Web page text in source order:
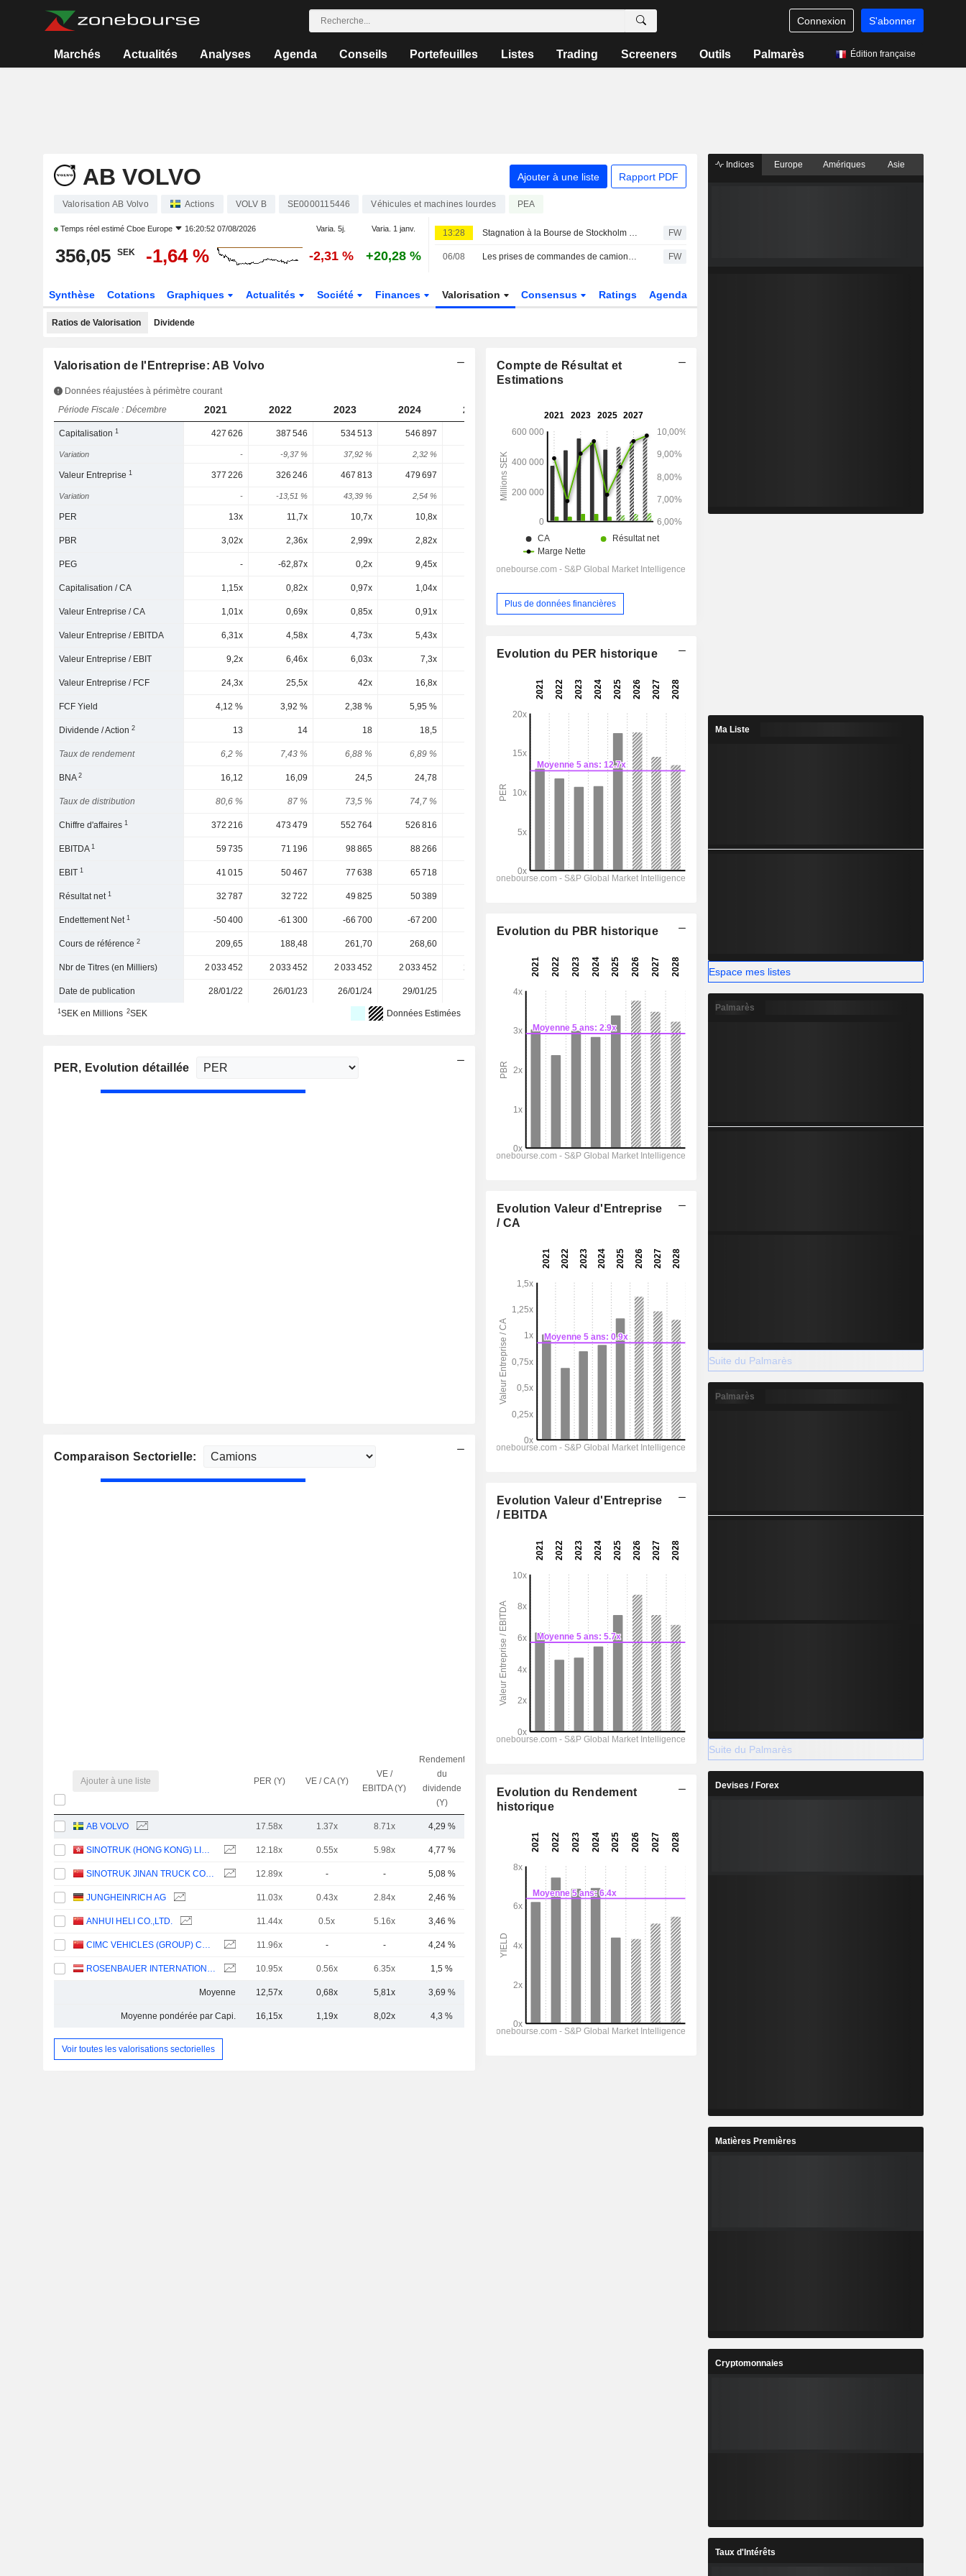
Connexion S'abonner
Marchés Actualités Analyses Agenda Conseils Portefeuilles Listes Trading Screeners Outils Palmarès Édition française
AB VOLVO Ajouter à une liste Rapport PDF
Valorisation AB Volvo Actions VOLV B SE0000115446 Véhicules et machines lourdes PEA
Temps réel estimé Cboe Europe 16:20:52 07/08/2026 Varia. 5j. Varia. 1 janv.
356,05 SEK -1,64 % -2,31 % +20,28 %
13:28 Stagnation à la Bourse de Stockholm - Lundin Gold progresse après ses résultats FW
06/08 Les prises de commandes de camions lourds en Amérique du Nord en hausse sur un an en juillet - ACT Research (mise à jour) FW
Synthèse Cotations Graphiques Actualités Société Finances Valorisation Consensus Ratings Agenda
Ratios de Valorisation Dividende
Valorisation de l'Entreprise: AB Volvo
Données réajustées à périmètre courant
Période Fiscale : Décembre
2021 2022 2023 2024 2025 2026 2027
Capitalisation1 427 626 387 546 534 513 546 897 736 374
Variation - -9,37 % 37,92 % 2,32 % 10,06 % 22,34 % -
Valeur Entreprise1 377 226 326 246 467 813 479 697 679 094 666 867 656 292
Variation - -13,51 % 43,39 % 2,54 % 15,39 % 22,69 % -1,8 % -1,59 %
PER 13x 11,7x 10,7x 10,8x 17,6x 14,5x 13,4x
PBR 3,02x 2,36x 2,99x 2,82x 3,76x 3,46x
PEG - -62,87x 0,2x 9,45x 0,8x 0,7x
Capitalisation / CA 1,15x 0,82x 0,97x 1,04x
Valeur Entreprise / CA 1,01x 0,69x 0,85x 0,91x 1,16x 1,37x 1,23x
Valeur Entreprise / EBITDA 6,31x 4,58x 4,73x 5,43x
Valeur Entreprise / EBIT 9,2x 6,46x 6,03x 7,3x 10,8x 11,7x 9,88x
Valeur Entreprise / FCF 24,3x 25,5x 42x 16,8x 19,8x 16,2x 14,9x
FCF Yield 4,12 % 3,92 % 2,38 % 5,95 %
Dividende / Action2 13 14 18 18,5 15,54 18,36
Taux de rendement 6,2 % 7,43 % 6,88 % 6,89 % 4,29 % 5,07 %
BNA2 16,12 16,09 24,5 24,78 20,59 24,96 26,99
Taux de distribution 80,6 % 87 % 73,5 % 74,7 % 76,7 % 75,5 % 73,5 % 72,9 %
Chiffre d'affaires1 372 216 473 479 552 764 526 816 497 117 540 390 569 287
EBITDA1 59 735 71 196 98 865 88 266 77 988 89 926 96 834
EBIT1 41 015 50 467 77 638 65 718 57 816 67 480 73 808
Résultat net1 32 787 32 722 49 825 50 389
Endettement Net1 -50 400 -61 300 -66 700 -67 200
Cours de référence2 209,65 188,48 261,70 268,60
Nbr de Titres (en Milliers) 2 033 452 2 033 452 2 033 452 2 033 452 2 033 452 2 033 452
Date de publication 28/01/22 26/01/23 26/01/24 29/01/25 -
1SEK en Millions 2SEK Données Estimées
PER, Evolution détaillée
Comparaison Sectorielle:
Ajouter à une liste PER (Y) VE / CA (Y)
VE /
EBITDA (Y)
Rendement
du
dividende
(Y)
AB VOLVO 17.58x 1.37x 8.71x 4,29 %
SINOTRUK (HONG KONG) LIMITED 12.18x 0.55x 5.98x 4,77 %
SINOTRUK JINAN TRUCK CO.,LTD 12.89x - - 5,08 %
JUNGHEINRICH AG 11.03x 0.43x 2.84x 2,46 % 3,03 Md
ANHUI HELI CO.,LTD. 11.44x 0.5x 5.16x 3,46 %
CIMC VEHICLES (GROUP) CO., LTD. 11.96x - - 4,24 % 2,22 Md
ROSENBAUER INTERNATIONAL AG 10.95x 0.56x 6.35x 1,5 %
Moyenne 12,57x 0,68x 5,81x 3,69 %
Moyenne pondérée par Capi. 16,15x 1,19x 8,02x 4,3 %
Voir toutes les valorisations sectorielles
Compte de Résultat et
Estimations
Plus de données financières
Evolution du PER historique
Evolution du PBR historique
Evolution Valeur d'Entreprise
/ CA
Evolution Valeur d'Entreprise
/ EBITDA
Evolution du Rendement
historique
Indices Europe Amériques Asie
Ma Liste
Espace mes listes
Palmarès
Suite du Palmarès
Palmarès
Suite du Palmarès
Devises / Forex
Matières Premières
Cryptomonnaies
Taux d'Intérêts